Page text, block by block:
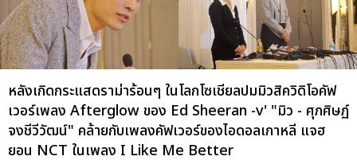
หลังเกิดกระแสดราม่าร้อนๆ ในโลกโซเชียลปมมิวสิควิดิโอคัฟ
เวอร์เพลง Afterglow ของ Ed Sheeran -v' "มิว - ศุภศิษฏ์
จงชีวีวัฒน์" คล้ายกับเพลงคัฟเวอร์ของไอดอลเกาหลี แจฮ
ยอน NCT ในเพลง I Like Me Better